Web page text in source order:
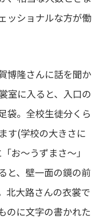
ッショナルな方が働
博隆さんに話を聞か
室に入ると、入口の
袋。全校生徒分くら
す(学校の大きさに
お〜うずまさ〜」
と、壁一面の鏡の前
北大路さんの衣裳で
のに文字の書かれた